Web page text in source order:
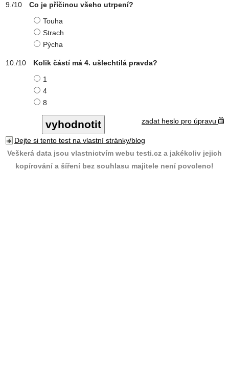
Co je příčinou všeho utrpení?
Touha
Strach
Pýcha
Kolik částí má 4. ušlechtilá pravda?
1
4
8
zadat heslo pro úpravu
Dejte si tento test na vlastní stránky/blog
Veškerá data jsou vlastnictvím webu testi.cz a jakékoliv jejich
kopírování a šíření bez souhlasu majitele není povoleno!